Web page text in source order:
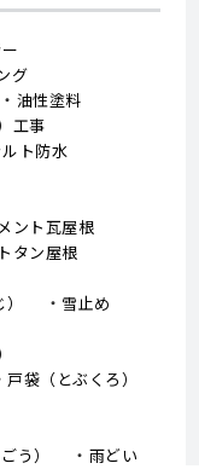
グ
油性塗料
工事
ト防水
ント瓦屋根
トタン屋根
雪止め
戸袋（とぶくろ）
う）
雨どい